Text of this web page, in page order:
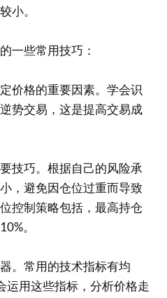
小。
一些常用技巧：
价格的重要因素。学会识
势交易，这是提高交易成
技巧。根据自己的风险承
，避免因仓位过重而导致
控制策略包括，最高持仓
。
。常用的技术指标有均
运用这些指标，分析价格走